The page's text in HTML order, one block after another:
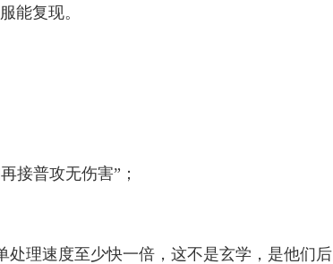
能复现。
接普攻无伤害”；
理速度至少快一倍，这不是玄学，是他们后